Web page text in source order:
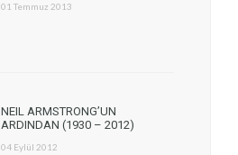
01 Temmuz 2013
NEIL ARMSTRONG’UN
ARDINDAN (1930 – 2012)
04 Eylül 2012